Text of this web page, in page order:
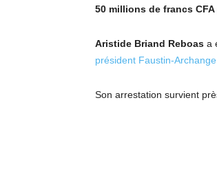
50 millions de francs CFA
Aristide Briand Reboas a
président Faustin-
Son arrestation survient